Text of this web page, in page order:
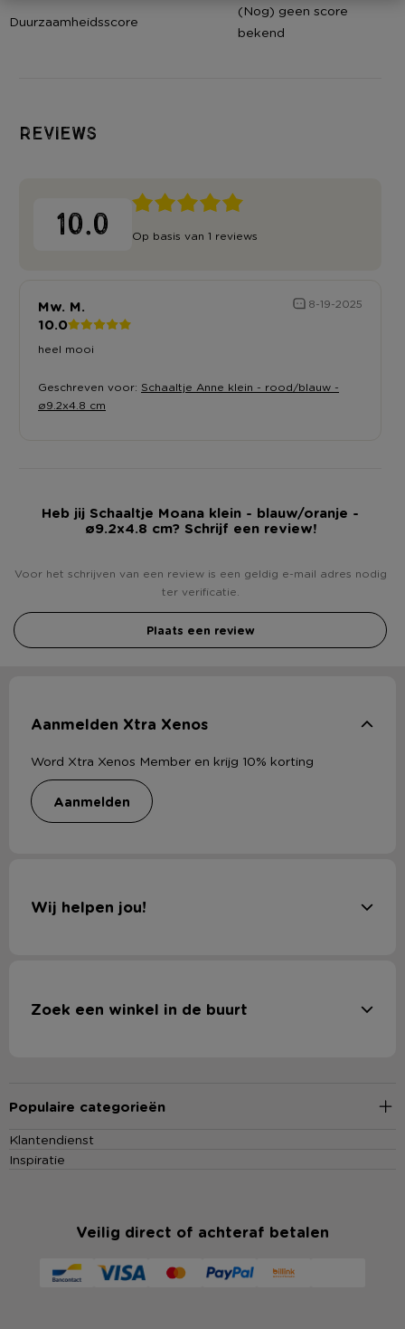
Duurzaamheidsscore
(Nog) geen score
bekend
Reviews
10.0 Op basis van 1 reviews
Mw. M. 8-19-2025
10.0
heel mooi
Geschreven voor: Schaaltje Anne klein - rood/blauw -
ø9.2x4.8 cm
Heb jij Schaaltje Moana klein - blauw/oranje -
ø9.2x4.8 cm? Schrijf een review!
Voor het schrijven van een review is een geldig e-mail adres nodig
ter verificatie.
Plaats een review
Aanmelden Xtra Xenos
Word Xtra Xenos Member en krijg 10% korting
aanmelden
Wij helpen jou!
Zoek een winkel in de buurt
Populaire categorieën
Klantendienst
Inspiratie
Veilig direct of achteraf betalen